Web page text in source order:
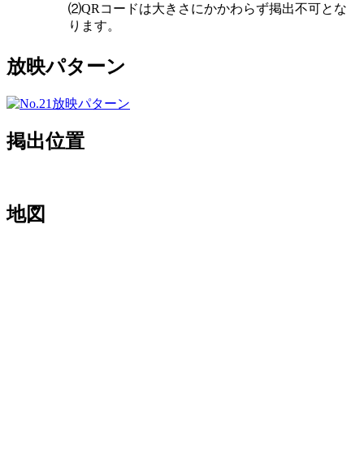
⑵QRコードは大きさにかかわらず掲出不可とな
ります。
放映パターン
掲出位置
地図